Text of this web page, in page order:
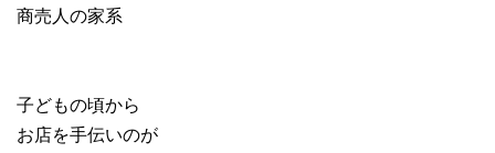
商売人の家系
子どもの頃から
お店を手伝いのが